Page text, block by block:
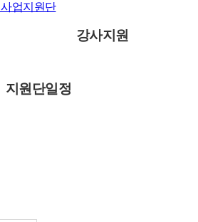
강사지원
지원단일정